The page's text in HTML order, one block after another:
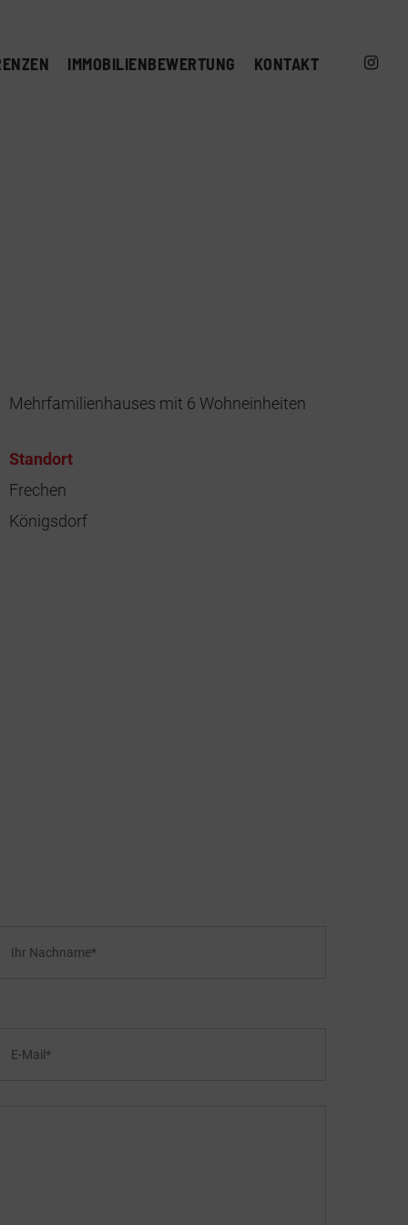
IMMOBILIENBEWERTUNG KONTAKT
Mehrfamilienhauses mit 6 Wohneinheiten
Standort
Frechen
Königsdorf